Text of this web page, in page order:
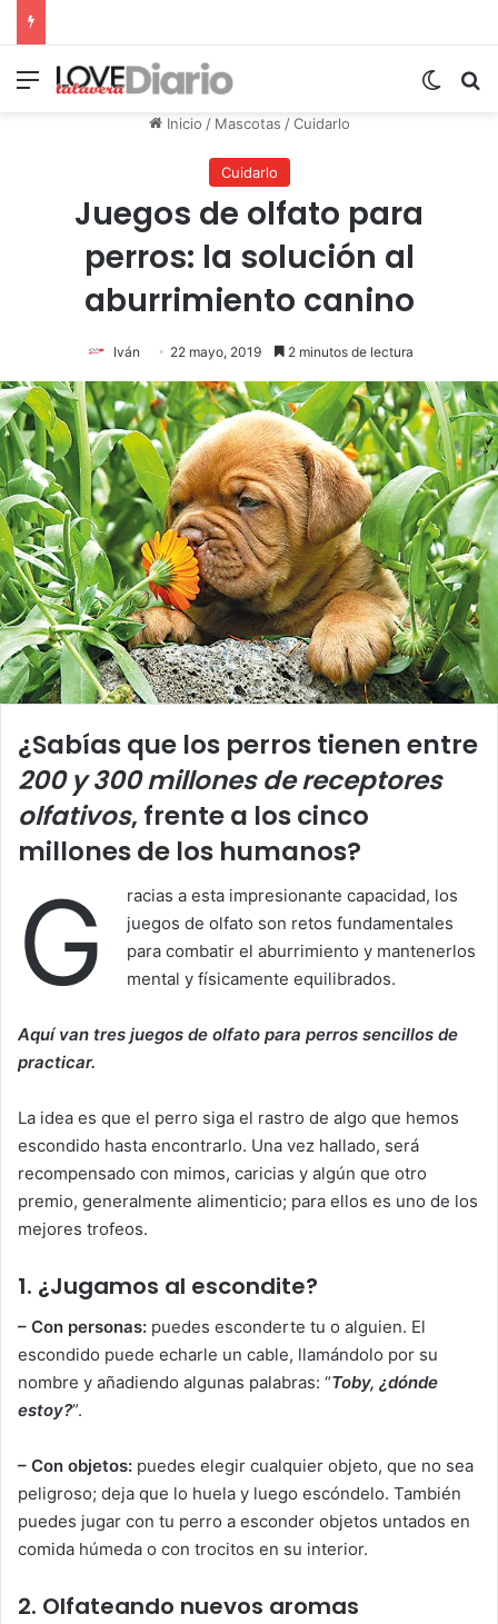
Menú
Inicio / Mascotas / Cuidarlo
Cuidarlo
Juegos de olfato para
perros: la solución al
aburrimiento canino
Iván 22 mayo, 2019 2 minutos de lectura
¿Sabías que los perros tienen entre
200 y 300 millones de receptores
olfativos, frente a los cinco
millones de los humanos?
G
racias a esta impresionante capacidad, los
juegos de olfato son retos fundamentales
para combatir el aburrimiento y mantenerlos
mental y físicamente equilibrados.
Aquí van tres juegos de olfato para perros sencillos de
practicar.
La idea es que el perro siga el rastro de algo que hemos
escondido hasta encontrarlo. Una vez hallado, será
recompensado con mimos, caricias y algún que otro
premio, generalmente alimenticio; para ellos es uno de los
mejores trofeos.
1. ¿Jugamos al escondite?
– Con personas: puedes esconderte tu o alguien. El
escondido puede echarle un cable, llamándolo por su
nombre y añadiendo algunas palabras: “Toby, ¿dónde
estoy?”.
– Con objetos: puedes elegir cualquier objeto, que no sea
peligroso; deja que lo huela y luego escóndelo. También
puedes jugar con tu perro a esconder objetos untados en
comida húmeda o con trocitos en su interior.
2. Olfateando nuevos aromas